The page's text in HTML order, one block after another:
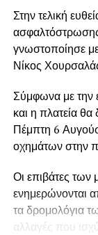
Στην τελική
γνωστοποίησε
Νίκος
Σύμφωνα με την
και η πλατεία
Πέμπτη 6
οχημάτων στην
Οι επιβάτες
ενημερώνονται
τα δρομολόγια
αλλαγές που